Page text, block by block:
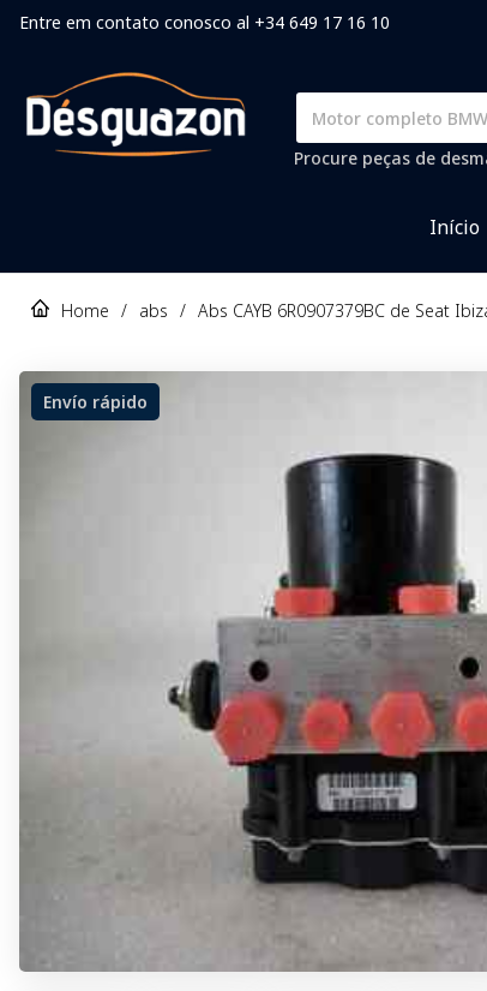
Entre em contato conosco al +34 649 17 16 10
Procure peças de
Início
Home / abs / Abs CAYB 6R0907379BC de Seat
Envío rápido